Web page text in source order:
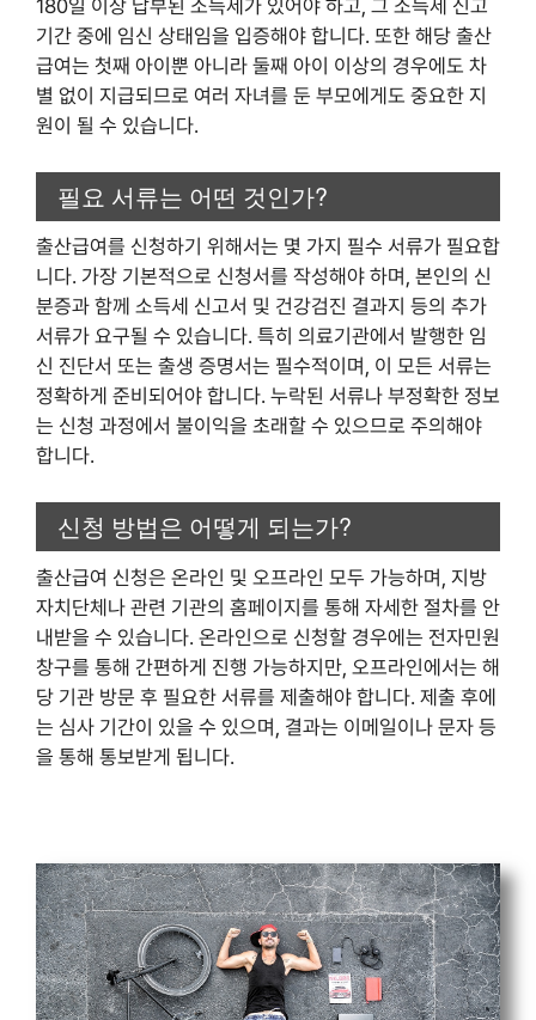
180일 이상 납부된 소득세가 있어야 하고, 그 소득세 신고
기간 중에 임신 상태임을 입증해야 합니다. 또한 해당 출산
급여는 첫째 아이뿐 아니라 둘째 아이 이상의 경우에도 차
별 없이 지급되므로 여러 자녀를 둔 부모에게도 중요한 지
원이 될 수 있습니다.
필요 서류는 어떤 것인가?
출산급여를 신청하기 위해서는 몇 가지 필수 서류가 필요합
니다. 가장 기본적으로 신청서를 작성해야 하며, 본인의 신
분증과 함께 소득세 신고서 및 건강검진 결과지 등의 추가
서류가 요구될 수 있습니다. 특히 의료기관에서 발행한 임
신 진단서 또는 출생 증명서는 필수적이며, 이 모든 서류는
정확하게 준비되어야 합니다. 누락된 서류나 부정확한 정보
는 신청 과정에서 불이익을 초래할 수 있으므로 주의해야
합니다.
신청 방법은 어떻게 되는가?
출산급여 신청은 온라인 및 오프라인 모두 가능하며, 지방
자치단체나 관련 기관의 홈페이지를 통해 자세한 절차를 안
내받을 수 있습니다. 온라인으로 신청할 경우에는 전자민원
창구를 통해 간편하게 진행 가능하지만, 오프라인에서는 해
당 기관 방문 후 필요한 서류를 제출해야 합니다. 제출 후에
는 심사 기간이 있을 수 있으며, 결과는 이메일이나 문자 등
을 통해 통보받게 됩니다.